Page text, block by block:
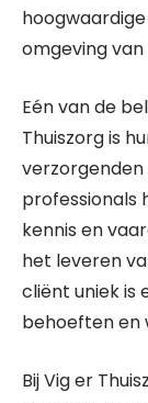
omgeving
Eén van de
Thuiszorg is
verzorgenden
professionals
kennis en
het leveren
cliënt uniek is
behoeften en
Bij Vig er